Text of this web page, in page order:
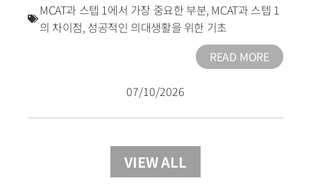
MCAT과 스텝 1에서 가장 중요한 부분, MCAT과 스텝 1
의 차이점, 성공적인 의대생활을 위한 기초
READ MORE
07/10/2026
VIEW ALL